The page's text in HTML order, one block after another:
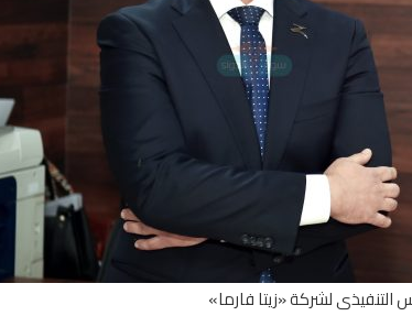
التنفيذى لشركة «زيتا فارما»